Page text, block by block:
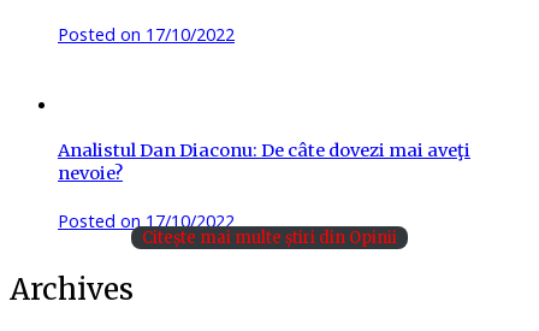
Posted on 17/10/2022
Analistul Dan Diaconu: De câte dovezi mai aveţi
nevoie?
Posted on 17/10/2022
Citește mai multe știri din Opinii
Archives